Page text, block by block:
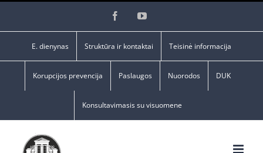
FacebookYouTube
E. dienynas Struktūra ir kontaktai Teisinė informacija
Korupcijos prevencija Paslaugos Nuorodos DUK
Konsultavimasis su visuomene